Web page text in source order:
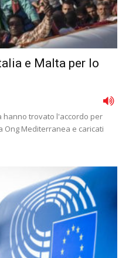
e Malta per lo
hanno trovato l'accordo per
Ong Mediterranea e caricati